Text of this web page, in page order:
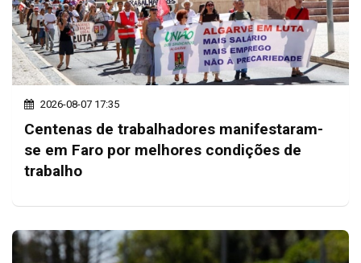
2026-08-07 17:35
Centenas de trabalhadores manifestaram-
se em Faro por melhores condições de
trabalho